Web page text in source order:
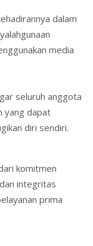
dalam
media
seluruh anggota
yang dapat
diri sendiri.
komitmen
integritas
prima